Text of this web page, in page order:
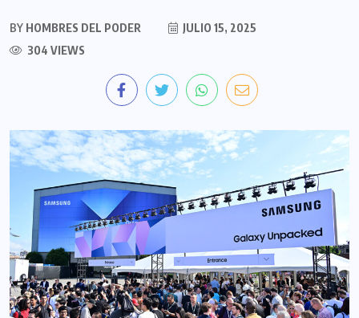
BY HOMBRES DEL PODER
JULIO 15, 2025
304 VIEWS